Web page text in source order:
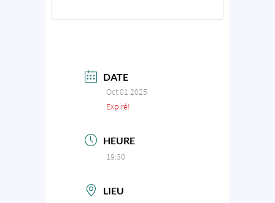
DATE
Oct 01 2025
Expiré!
HEURE
19:30
LIEU